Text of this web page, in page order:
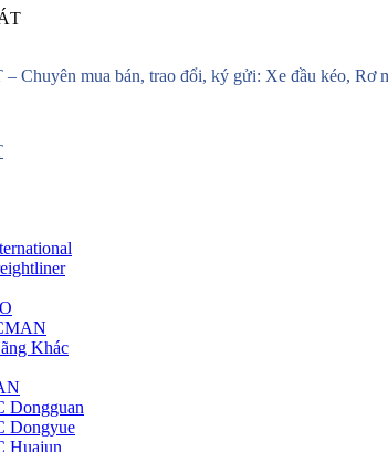
mua bán, trao đổi, ký gửi: Xe đầu kéo, Rơ
Khác
Dongguan
Dongyue
Huajun